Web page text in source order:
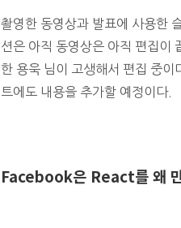
촬영한 동영상과 발표에 사용한
션은 아직 동영상은 아직 편집이
한 용욱 님이 고생해서 편집 중
트에도 내용을 추가할 예정이다.
Facebook은 React를 왜